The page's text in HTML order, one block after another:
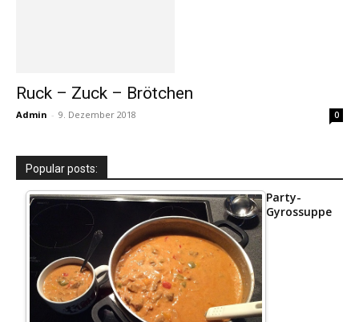
Ruck – Zuck – Brötchen
Admin - 9. Dezember 2018 0
Popular posts:
Party-
Gyrossuppe